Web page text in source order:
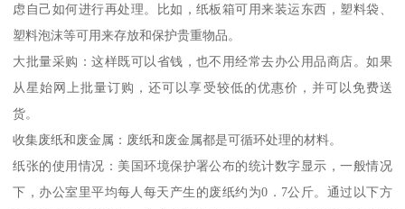
虑自己如何进行再处理。比如，纸板箱可用来装运东西，塑料袋、
塑料泡沫等可用来存放和保护贵重物品。
大批量采购：这样既可以省钱，也不用经常去办公用品商店。如果
从星始网上批量订购，还可以享受较低的优惠价，并可以免费送
货。
收集废纸和废金属：废纸和废金属都是可循环处理的材料。
纸张的使用情况：美国环境保护署公布的统计数字显示，一般情况
下，办公室里平均每人每天产生的废纸约为0．7公斤。通过以下方